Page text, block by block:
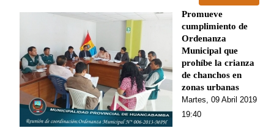
Promueve
cumplimiento de
Ordenanza
Municipal que
prohíbe la crianza
de chanchos en
zonas urbanas
Martes, 09 Abril 2019
19:40